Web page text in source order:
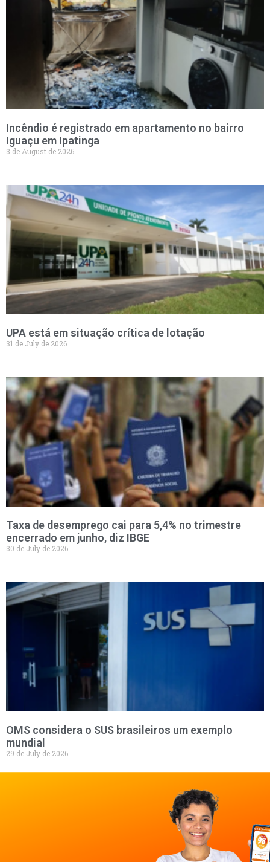
Incêndio é registrado em apartamento no bairro
Iguaçu em Ipatinga
3 de August de 2026
UPA está em situação crítica de lotação
31 de July de 2026
Taxa de desemprego cai para 5,4% no trimestre
encerrado em junho, diz IBGE
30 de July de 2026
OMS considera o SUS brasileiros um exemplo
mundial
29 de July de 2026